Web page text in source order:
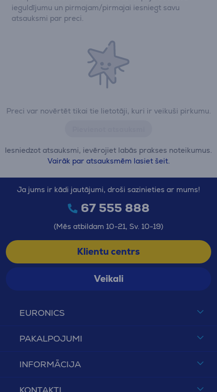
Preci var novērtēt tikai tie lietotāji, kuri ir veikuši pirkumu.
Iesniedzot atsauksmi, ievērojiet labās prakses noteikumus.
Vairāk par atsauksmēm lasiet šeit.
ieguldījumu un pirmajam/pirmajai iesniegt savu
atsauksmi par preci.
EURONICS
PAKALPOJUMI
INFORMĀCIJA
Ja jums ir kādi jautājumi, droši sazinieties ar mums!
67 555 888
(Mēs atbildam 10-21, Sv. 10-19)
Klientu centrs
Veikali